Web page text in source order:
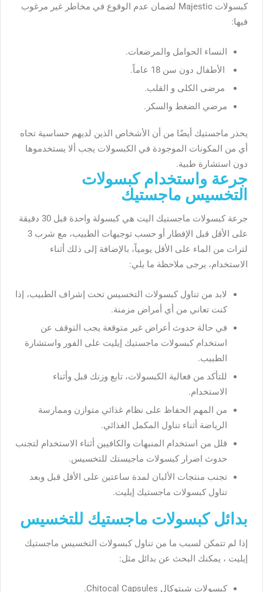
كبسولات Majestic لضمان عدم الوقوع في مخاطر غير مرغوب
فيها:
النساء الحوامل والمرضعات.
الأطفال دون سن 18 عاماً.
مرضى الكلى و القلب.
مرضي الضغط والسكر.
يحذر ماجستيك أيضًا من أن الأشخاص الذين لديهم حساسية تجاه
أي من المكونات الموجودة في الكبسولات يجب ألا يستخدموها
دون استشارة طبية.
جرعة واستخدام كبسولات
التخسيس ماجستيك
جرعة كبسولات ماجستيك اليت هي كبسولة واحدة قبل 30 دقيقة
على الأقل قبل الإفطار أو حسب توجيهات الطبيب، مع شرب 3
لترات من الماء على الأقل يومياً، بالإضافة إلى ذلك أثناء
الاستخدام، يرجى ملاحظة ما يلي:
لابد من تناول كبسولات التخسيس تحت إشراف الطبيب، إذا
كنت تعاني من أي أمراض مزمنة.
في حالة حدوث أعراض غير متوقعة يجب التوقف عن
استخدام كبسولات ماجستيك إيليت على الفور واستشارة
الطبيب.
للتأكد من فعالية الكبسولات، تابع وزنك قبل وأثناء
الاستخدام.
من المهم الحفاظ على نظام غذائي متوازن وممارسة
الرياضة أثناء تناول المكمل الغذائي.
قلل من استخدام المنبهات والكافيين أثناء الاستخدام لتجنب
حدوث اضرار كبسولات ماجيستك للتخسيس.
تجنب منتجات الألبان لمدة ساعتين على الأقل قبل وبعد
تناول كبسولات ماجستيك إيليت.
بدائل كبسولات ماجستيك للتخسيس
إذا لم تتمكن لسبب ما من تناول كبسولات التخسيس ماجستيك
إيليت ، يمكنك البحث عن بدائل مثل:
كبسولات شيتوكال Chitocal Capsules.